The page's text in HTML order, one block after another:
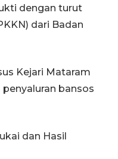
dengan turut
dari Badan
Kejari Mataram
bansos
dan Hasil